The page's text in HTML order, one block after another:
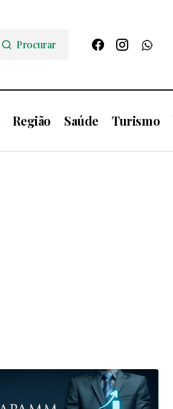
Procurar
Região Saúde Turismo